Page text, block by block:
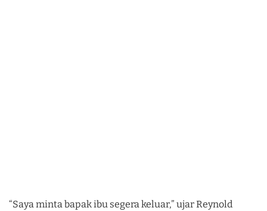
“Saya minta bapak ibu segera keluar,” ujar Reynold